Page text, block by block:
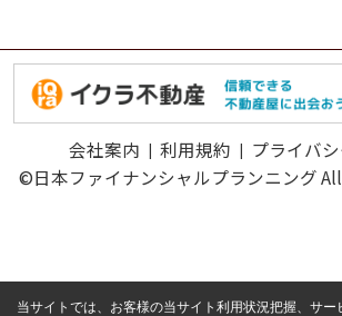
会社案内 利用規約
プライバ
©日本ファイナンシャルプランニング
当サイトでは、お客様の当サイト利用状況把握、サー